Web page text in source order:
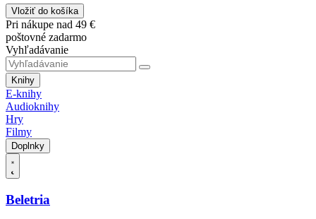
Vložiť do košíka
Pri nákupe nad 49 €
poštovné zadarmo
Vyhľadávanie
Knihy
E-knihy
Audioknihy
Hry
Filmy
Doplnky
Beletria